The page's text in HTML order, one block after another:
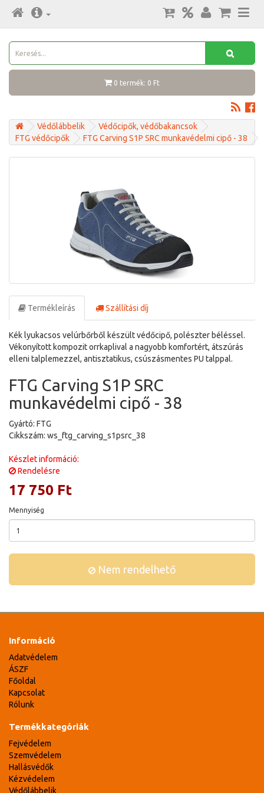
0 termék: 0 Ft
Védőlábbelik
Védőcipők, védőbakancsok
FTG védőcipők
FTG Carving S1P SRC munkavédelmi cipő - 38
Termékleírás Szállítási díj
Kék lyukacsos velúrbőrből készült védőcipő, polészter béléssel.
Vékonyított kompozit orrkaplival a nagyobb komfortért, átszúrás
elleni talplemezzel, antisztatikus, csúszásmentes PU talppal.
FTG Carving S1P SRC
munkavédelmi cipő - 38
Gyártó: FTG
Cikkszám: ws_ftg_carving_s1psrc_38
Készlet információ:
Rendelésre
17 750 Ft
Mennyiség
Nem rendelhető
Információ
Adatvédelem
ÁSZF
Főoldal
Kapcsolat
Rólunk
Termékkategóriák
Fejvédelem
Szemvédelem
Hallásvédők
Kézvédelem
Védőlábbelik